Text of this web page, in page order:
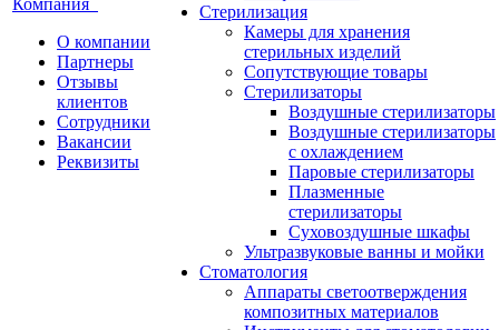
Компания
О компании
Партнеры
Отзывы
клиентов
Сотрудники
Вакансии
Реквизиты
Стерилизация
Камеры для хранения
стерильных изделий
Сопутствующие товары
Стерилизаторы
Воздушные стерилизаторы
Воздушные стерилизаторы
с охлаждением
Паровые стерилизаторы
Плазменные
стерилизаторы
Суховоздушные шкафы
Ультразвуковые ванны и мойки
Стоматология
Аппараты светоотверждения
композитных материалов